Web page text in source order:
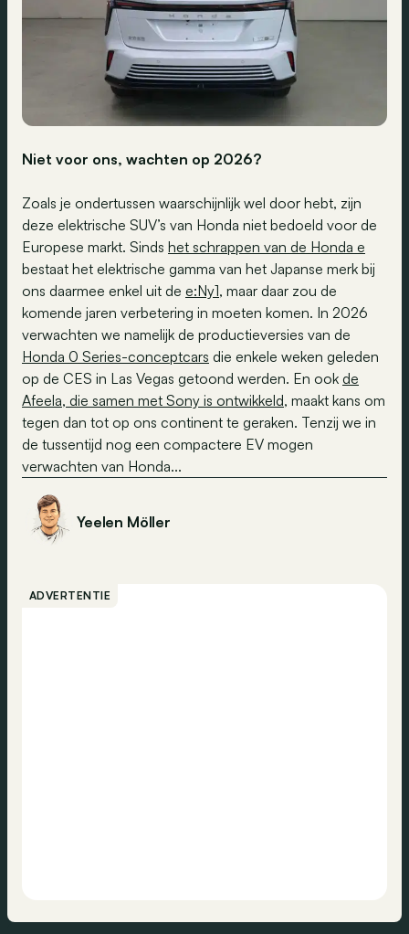
Niet voor ons, wachten op 2026?
Zoals je ondertussen waarschijnlijk wel door hebt, zijn
deze elektrische SUV’s van Honda niet bedoeld voor de
Europese markt. Sinds het schrappen van de Honda e
bestaat het elektrische gamma van het Japanse merk bij
ons daarmee enkel uit de e:Ny1, maar daar zou de
komende jaren verbetering in moeten komen. In 2026
verwachten we namelijk de productieversies van de
Honda 0 Series-conceptcars die enkele weken geleden
op de CES in Las Vegas getoond werden. En ook de
Afeela, die samen met Sony is ontwikkeld, maakt kans om
tegen dan tot op ons continent te geraken. Tenzij we in
de tussentijd nog een compactere EV mogen
verwachten van Honda...
Yeelen Möller
ADVERTENTIE